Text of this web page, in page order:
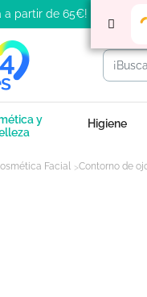
a partir de 65€!
y
Higiene
Facial Contorno de